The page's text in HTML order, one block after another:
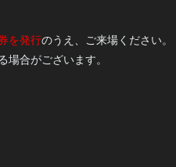
を発行のうえ、ご来場ください。
合がございます。